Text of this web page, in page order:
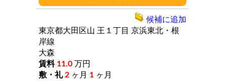
東京都大田区山 王１丁目 京浜東北・根
岸線
大森
11.0 万円
2 ヶ月 1 ヶ月
候補に追加